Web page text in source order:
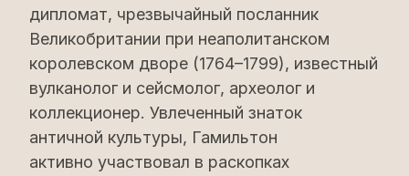
дипломат, чрезвычайный посланник
Великобритании при неаполитанском
королевском дворе (1764–1799), известный
вулканолог и сейсмолог, археолог и
коллекционер. Увлеченный знаток
античной культуры, Гамильтон
активно участвовал в раскопках